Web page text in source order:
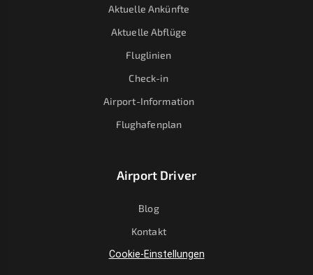
Aktuelle Ankünfte
Aktuelle Abflüge
Fluglinien
Check-in
Airport-Information
Flughafenplan
Airport Driver
Blog
Kontakt
Cookie-Einstellungen